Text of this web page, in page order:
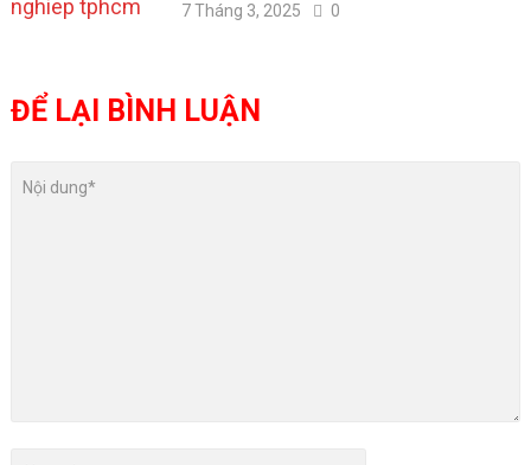
7 Tháng 3, 2025 0
ĐỂ LẠI BÌNH LUẬN